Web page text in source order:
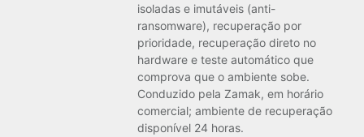
isoladas e imutáveis (anti-
ransomware), recuperação por
prioridade, recuperação direto no
hardware e teste automático que
comprova que o ambiente sobe.
Conduzido pela Zamak, em horário
comercial; ambiente de recuperação
disponível 24 horas.